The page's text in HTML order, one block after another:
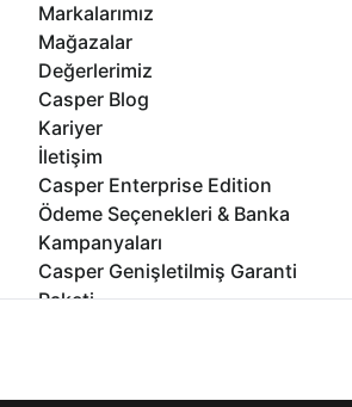
Markalarımız
Mağazalar
Değerlerimiz
Casper Blog
Kariyer
İletişim
Casper Enterprise Edition
Ödeme Seçenekleri & Banka
Kampanyaları
Casper Genişletilmiş Garanti
Paketi